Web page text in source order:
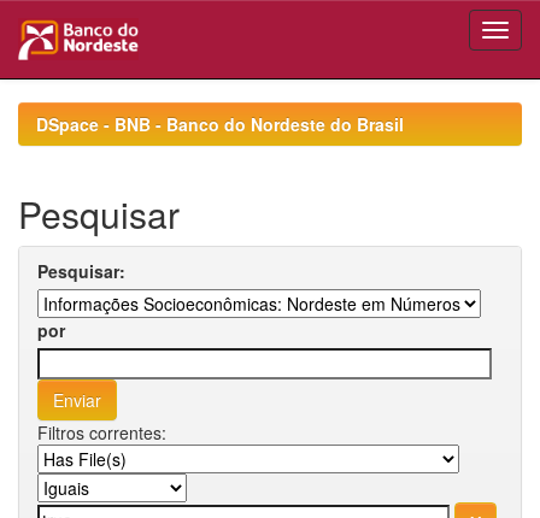
navigationDSpace - BNB - Banco do Nordeste do Brasil
Pesquisar
Pesquisar:
por
Filtros correntes: